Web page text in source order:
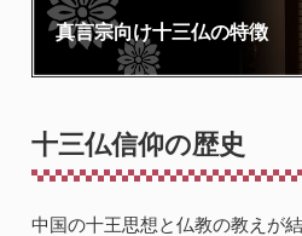
真言宗向け十三仏の特徴
十三仏信仰の歴史
中国の十王思想と仏教の教えが